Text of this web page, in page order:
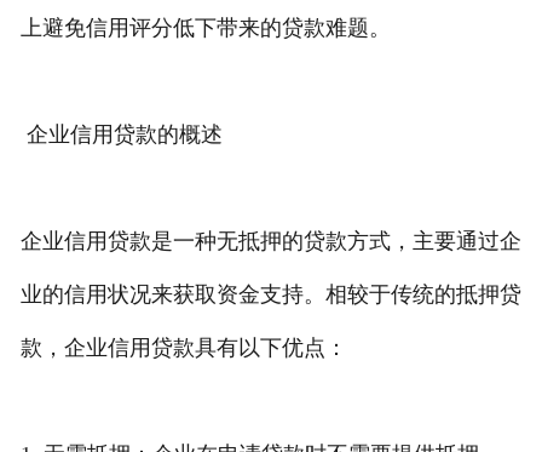
上避免信用评分低下带来的贷款难题。
企业信用贷款的概述
企业信用贷款是一种无抵押的贷款方式，主要通过企
业的信用状况来获取资金支持。相较于传统的抵押贷
款，企业信用贷款具有以下优点：